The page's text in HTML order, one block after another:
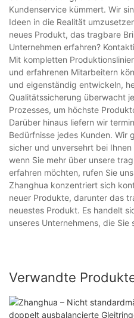
Kundenservice kümmert. Wir
Ideen in die Realität
neues Produkt, das tragbare
Unternehmen erfahren?
Mit kompletten
und erfahrenen Mitarbeitern
und eigenständig entwickeln,
Qualitätssicherung überwacht
Prozesses, um höchste
Darüber hinaus liefern wir
Bedürfnisse jedes Kunden. Wir
sicher und unversehrt bei
wenn Sie mehr über unsere
erfahren möchten, rufen Sie
Zhanghua konzentriert sich
neuer Produkte, darunter das
neuestes Produkt. Es handelt
unseres Unternehmens, die
Verwandte